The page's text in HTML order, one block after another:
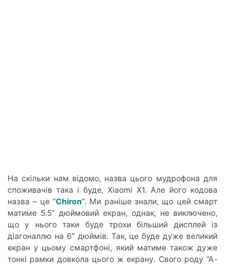
На скільки нам відомо, назва цього мудрофона для
споживачів така і буде, Xiaomi X1. Але його кодова
назва – це “Chiron“. Ми раніше знали, що цей смарт
матиме 5.5” дюймовий екран, однак, не виключено,
що у нього таки буде трохи більший дисплей із
діагоналлю на 6” дюймів. Так, це буде дуже великий
екран у цьому смартфоні, який матиме також дуже
тонкі рамки довкола цього ж екрану. Свого роду “А-